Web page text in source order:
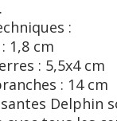
:
1,8 cm
: 5,5x4 cm
: 14 cm
Delphin